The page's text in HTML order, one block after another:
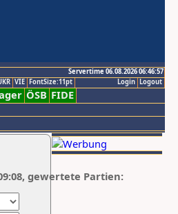
Servertime 06.08.2026 06:46:57
Logout
Login
VIE FontSize:11pt
ÖSB FIDE
gewertete Partien: